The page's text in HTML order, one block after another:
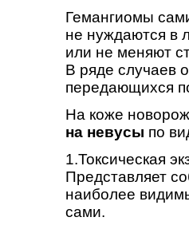
Гемангиомы
не нуждаются в
или не меняют
В ряде случаев
передающихся
На коже
на невусы по
1.Токсическая
Представляет
наиболее
сами.